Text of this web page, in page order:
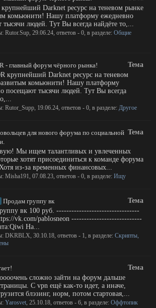
Darknet ресурс на теневом рынке
комьюнити! Нашу платформу ежедневно
тысячи людей. Тут Вы всегда найдёте то,...
Rutor.Sup, 29.06.24, ответов - 0, в разделе: Общие
Тема
- главный форум чёрного рынка!
крупнейший Darknet ресурс на теневом
комьюнити! Нашу платформу
посещают тысячи людей. Тут Вы всегда
Rutor_Supp, 19.06.24, ответов - 0, в разделе: Другое
Тема
для нового форума по социальной
Мы ищем талантливых и увлеченных
хотят присоединиться к команде форума
из-за временных финансовых...
Misha191, 07.08.23, ответов - 0, в разделе: Ищу
Тема
Продам группу вк
вк 100 руб. ---------------------------------
vk.com/pablosneon ----------------------------
На...
DKRBLX, 30.10.18, ответов - 1, в разделе: Скрипты,
Тема
сложно зайти на форум дальше
С vpn ещё как-то идет, а иначе,
блэзинг, норм, потом стартовая,...
Yarosvet, 25.10.18, ответов - 6, в разделе: Оффтопик